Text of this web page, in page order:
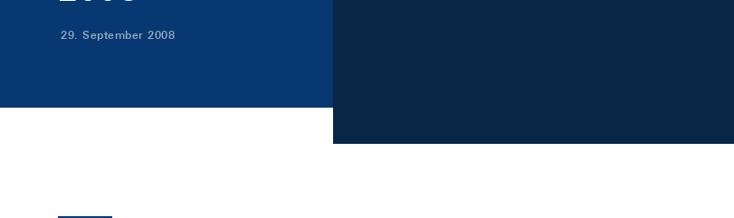
29. September 2008